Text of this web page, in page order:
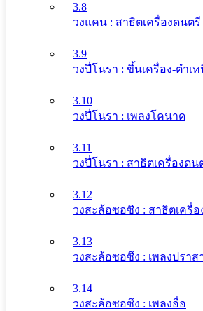
3.8
วงแคน : สาธิตเครื่องดนตรี
3.9
วงปี่โนรา : ขึ้นเครื่อง-ตำเ
3.10
วงปี่โนรา : เพลงโคนาด
3.11
วงปี่โนรา : สาธิตเครื่องดน
3.12
วงสะล้อซอซึง : สาธิตเครื่
3.13
วงสะล้อซอซึง : เพลงปราส
3.14
วงสะล้อซอซึง : เพลงอื่อ